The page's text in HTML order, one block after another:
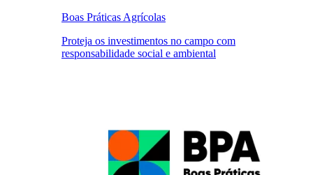
Boas Práticas Agrícolas
Proteja os investimentos no campo com
responsabilidade social e ambiental